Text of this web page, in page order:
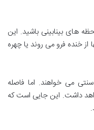
های بینابینی باشید. این
خنده فرو می روند یا چهره
می خواهند. اما فاصله
داشت. این جایی است که